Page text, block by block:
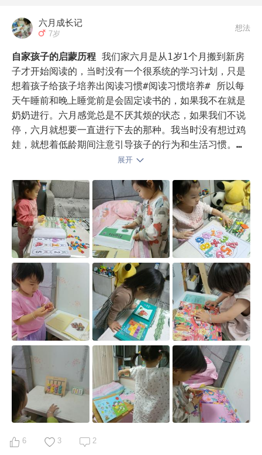
对于看书，中间也遇到过买回来的书不喜欢看，鼎鼎大名
的卡梅拉，我家一本也没读完过。后来想着这个问题怎么
解决下，最省钱的办法就是借书，借回来不喜欢看再还就
是了；另一个办法就是去书店看，喜欢哪本再买。
对了我娃还特喜欢一本书《长腿叔叔》，我跟着一起看
了，觉得特别好的地方是这本书了有各种名著的介绍，比
如主人公某个心理活动状态像某本名著里的哪个人物。我
姑娘读的时候问问题的时候，我顺便把名著普及了一下，
特别感兴趣的可以借过来对比着看。
影响孩子一生的世界名著: 长腿叔叔
其他还有很多书都非常好，但因为名气确实大，家长都知
道，我也就没一一例举。比如：罗尔德，达尔的全系列；
沈石溪的全系列；老鼠记者全系列等等。我家娃都是看过
其中一本就要求看剩下的了。
从小到大的觉得好的读物大概写了一下，希望对大家有帮
助。
六月成长记
7岁
想法
自家孩子的启蒙历程 我们家六月是从1岁1个月搬到新房
子才开始阅读的，当时没有一个很系统的学习计划，只是
想着孩子给孩子培养出阅读习惯#阅读习惯培养# 所以每
天午睡前和晚上睡觉前是会固定读书的，如果我不在就是
奶奶进行。六月感觉总是不厌其烦的状态，如果我们不说
停，六月就想要一直进行下去的那种。我当时没有想过鸡
娃，就想着低龄期间注意引导孩子的行为和生活习惯。后
来有一个重要的节点就是:六月2岁肺炎住院，遇到了同病
习，网课间隙把自己看书当成最好的放松，自主阅读能力
很强，在我看来挺厚的一本童书，小姑娘一个人看的入
迷，偶尔不认识的字才会问她妈妈。学习方面有完美主
义，上网课必须全部全部答对才行，不然就会重新来过。
我当时看到的的时候，对我的刺激是比较大的，我心想我
家孩子等她这个年龄，要是能成为这种状态我就太欣慰
了。馨馨妈妈说他们启蒙的比较早，而且孩子喜静不喜
动，也就因为太宅，吃饭一直都很让她头疼，说每个孩子
都有自己的特性，又说了很多身边优秀妈妈和孩子的事，
有一句话我是一直记得的:你自己的孩子，只要你肯用
心，你肯定会知道该怎么教的。后来这位妈妈成了我启蒙
路上的灯塔，因为她和她优秀孩子的出现，我就像是打开
了一个新世界一样，以前只觉得要把孩子给培养好，但是
孩子在慢慢长大的过程中什么阶段会变成什么样子，并没
有一个很具象的概念。主要还是因为第一次当妈，身边也
没有什么机会可以很深度的接触牛娃，那次六月住院了大
半个月，我算是好好的学习了一下，并且看到了别人家孩
子很具体的操作和学习状态，真的是受益匪浅。出院以后
展开
6 3 2